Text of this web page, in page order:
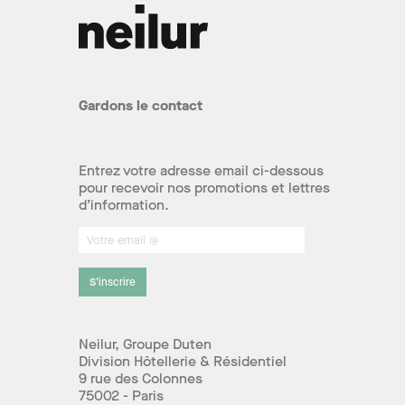
Gardons le contact
Entrez votre adresse email ci-dessous
pour recevoir nos promotions et lettres
d’information.
S’inscrire
Neilur, Groupe Duten
Division Hôtellerie & Résidentiel
9 rue des Colonnes
75002 - Paris